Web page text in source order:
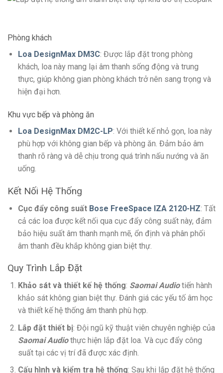
Phòng khách
Loa DesignMax DM3C: Được lắp đặt trong phòng
khách, loa này mang lại âm thanh sống động và trung
thực, giúp không gian phòng khách trở nên sang trọng và
hiện đại hơn.
Khu vực bếp và phòng ăn
Loa DesignMax DM2C-LP: Với thiết kế nhỏ gọn, loa này
phù hợp với không gian bếp và phòng ăn. Đảm bảo âm
thanh rõ ràng và dễ chịu trong quá trình nấu nướng và ăn
uống.
Kết Nối Hệ Thống
Cục đẩy công suất Bose FreeSpace IZA 2120-HZ: Tất
cả các loa được kết nối qua cục đẩy công suất này, đảm
bảo hiệu suất âm thanh mạnh mẽ, ổn định và phân phối
âm thanh đều khắp không gian biệt thự.
Quy Trình Lắp Đặt
Khảo sát và thiết kế hệ thống: Saomai Audiotiến hành
khảo sát không gian biệt thự. Đánh giá các yếu tố âm học
và thiết kế hệ thống âm thanh phù hợp.
Lắp đặt thiết bị: Đội ngũ kỹ thuật viên chuyên nghiệp của
Saomai Audiothực hiện lắp đặt loa. Và cục đẩy công
suất tại các vị trí đã được xác định.
Cấu hình và kiểm tra hệ thống: Sau khi lắp đặt hệ thống